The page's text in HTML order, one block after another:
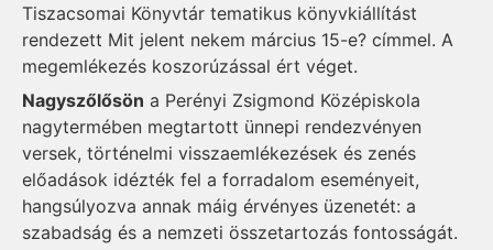
Tiszacsomai Könyvtár tematikus könyvkiállítást
rendezett Mit jelent nekem március 15-e? címmel. A
megemlékezés koszorúzással ért véget.
Nagyszőlősön a Perényi Zsigmond Középiskola
nagytermében megtartott ünnepi rendezvényen
versek, történelmi visszaemlékezések és zenés
előadások idézték fel a forradalom eseményeit,
hangsúlyozva annak máig érvényes üzenetét: a
szabadság és a nemzeti összetartozás fontosságát.